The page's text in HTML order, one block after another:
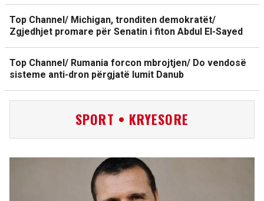
Top Channel/ Michigan, tronditen demokratët/
Zgjedhjet promare për Senatin i fiton Abdul El-Sayed
Top Channel/ Rumania forcon mbrojtjen/ Do vendosë
sisteme anti-dron përgjatë lumit Danub
SPORT • KRYESORE